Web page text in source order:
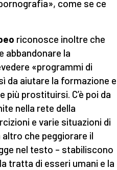
come se ce
riconosce inoltre che
abbandonare la
«programmi di
da aiutare la formazione e
più prostituirsi. C’è poi da
nella rete della
e varie situazioni di
che peggiorare il
nel testo – stabiliscono
tratta di esseri umani e la